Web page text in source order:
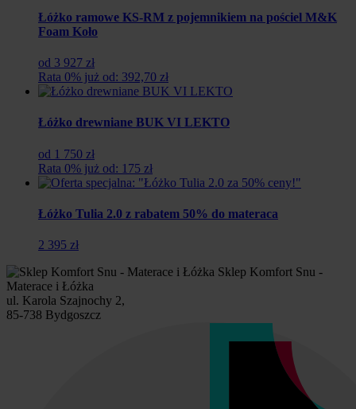
Łóżko ramowe KS-RM z pojemnikiem na pościel M&K
Foam Koło
od 3 927 zł
Rata 0% już od: 392,70 zł
Łóżko drewniane BUK VI LEKTO
od 1 750 zł
Rata 0% już od: 175 zł
Łóżko Tulia 2.0 z rabatem 50% do materaca
2 395 zł
Sklep Komfort Snu -
Materace i Łóżka
ul. Karola Szajnochy 2,
85-738 Bydgoszcz